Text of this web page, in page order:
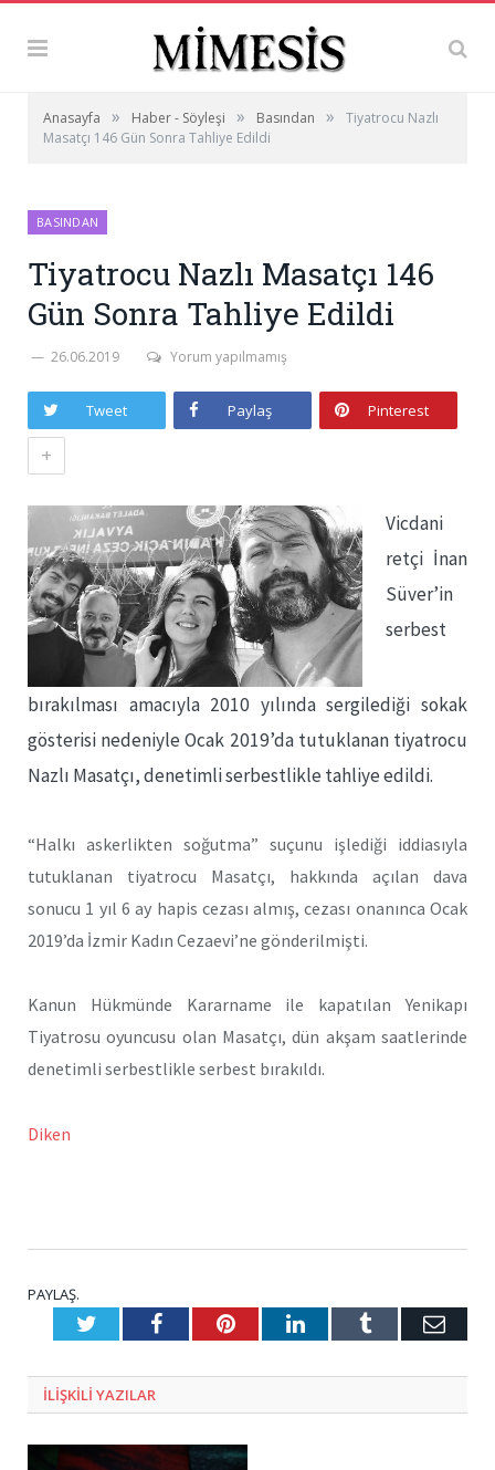
Anasayfa » Haber - Söyleşi » Basından »
Tiyatrocu Nazlı
Masatçı 146 Gün Sonra Tahliye Edildi
BASINDAN
Tiyatrocu Nazlı Masatçı 146
Gün Sonra Tahliye Edildi
26.06.2019 Yorum yapılmamış
Tweet Paylaş Pinterest
+
Vicdani
retçi İnan
Süver’in
serbest
bırakılması amacıyla 2010 yılında sergilediği sokak
gösterisi nedeniyle Ocak 2019’da tutuklanan tiyatrocu
Nazlı Masatçı, denetimli serbestlikle tahliye edildi.
“Halkı askerlikten soğutma” suçunu işlediği iddiasıyla
tutuklanan tiyatrocu Masatçı, hakkında açılan dava
sonucu 1 yıl 6 ay hapis cezası almış, cezası onanınca Ocak
2019’da İzmir Kadın Cezaevi’ne gönderilmişti.
Kanun Hükmünde Kararname ile kapatılan Yenikapı
Tiyatrosu oyuncusu olan Masatçı, dün akşam saatlerinde
denetimli serbestlikle serbest bırakıldı.
Diken
PAYLAŞ.
TwitterFacebookPinterestLinkedInTumblr E-
ILIŞKILI YAZILAR